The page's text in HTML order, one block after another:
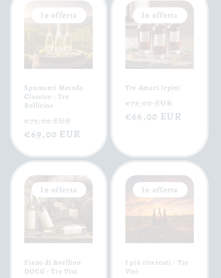
In offerta
Spumanti Metodo
Classico - Tre
Bollicine
Prezzo
di
€75,00 EUR
scontato
€69,00 EUR
In offerta
Tre Amari Irpini
Prezzo
di
€72,00 EUR
scontato
€66,00 EUR
In offerta
Fiano di Avellino
DOCG - Tre Vini
In offerta
I più ricercati - Tre
Vini